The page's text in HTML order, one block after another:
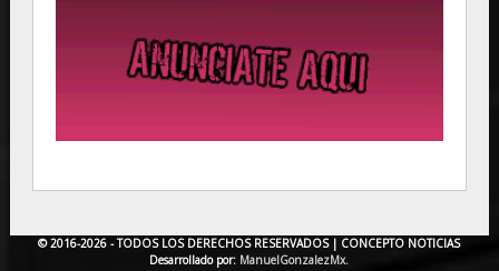
© 2016-2026 - TODOS LOS DERECHOS RESERVADOS | CONCEPTO NOTICIAS
Desarrollado por: ManuelGonzalezMx.